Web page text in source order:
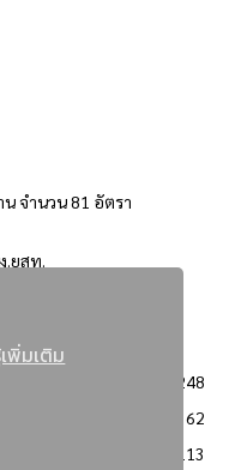
พิ่มเติม
จำนวน 81 อัตรา
.ยสท.
3248
2362
2113